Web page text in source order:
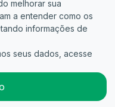
de
Termos
melhorar sua
a entender como os
informações de
seus dados, acesse